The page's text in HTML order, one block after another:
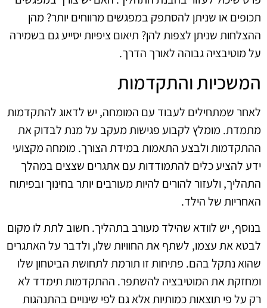
תכופים או שניתן להסתפק במפגשים מרווחים יותר? מהן
ההצלחות שניתן לצפות להן? תיאום ציפיות יסייע גם בשמירה
על מוטיבציה גבוהה לאורך הדרך.
המשכיות והתקדמות
לאחר שמתחילים לעבוד עם המומחה, יש לדאוג להתקדמות
מתמדת. מומלץ לקבוע פגישות מעקב על מנת לבדוק את
ההתקדמות ולבצע התאמות במידת הצורך. מומחה מקצועי
ידע להציע כלים להתמודדות עם אתגרים שצצים במהלך
התהליך, ולעזור להורים להיות מעורבים יותר בחינוך ובפיתוח
האחריות של הילד.
בנוסף, יש לוודא שהילד מעורב בתהליך. חשוב לתת לו מקום
לבטא את עצמו, לשתף את החוויות שלו, ולדבר על האתגרים
שהוא נתקל בהם. פתיחות זו תורמת לתחושת הביטחון שלו
ומחזקת את המוטיבציה להשתפר. ההתקדמות תימדד לא
רק על פי תוצאות כמותיות אלא גם לפי שינויים בהתנהגות